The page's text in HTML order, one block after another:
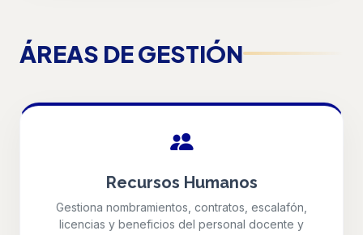
ÁREAS DE GESTIÓN
Recursos Humanos
Gestiona nombramientos, contratos, escalafón,
licencias y beneficios del personal docente y